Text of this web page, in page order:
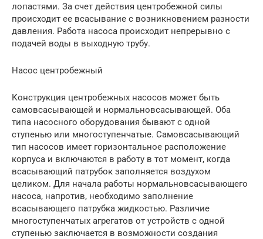
лопастями. За счет действия центробежной силы
происходит ее всасывание с возникновением разности
давления. Работа насоса происходит непрерывно с
подачей воды в выходную трубу.
Насос центробежный
Конструкция центробежных насосов может быть
самовсасывающей и нормальновсасывающей. Оба
типа насосного оборудования бывают с одной
ступенью или многоступенчатые. Самовсасывающий
тип насосов имеет горизонтальное расположение
корпуса и включаются в работу в тот момент, когда
всасывающий патрубок заполняется воздухом
целиком. Для начала работы нормальновсасывающего
насоса, напротив, необходимо заполнение
всасывающего патрубка жидкостью. Различие
многоступенчатых агрегатов от устройств с одной
ступенью заключается в возможности создания